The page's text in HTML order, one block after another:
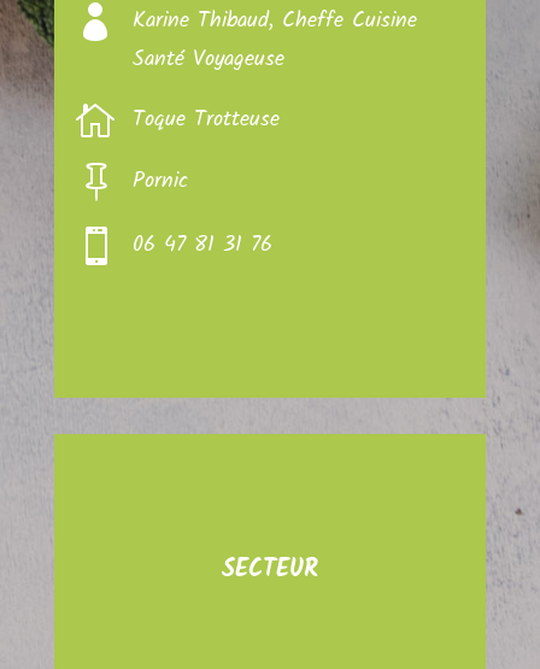

Karine Thibaud, Cheffe Cuisine
Santé Voyageuse
 Toque Trotteuse
 Pornic
 06 47 81 31 76
SECTEUR